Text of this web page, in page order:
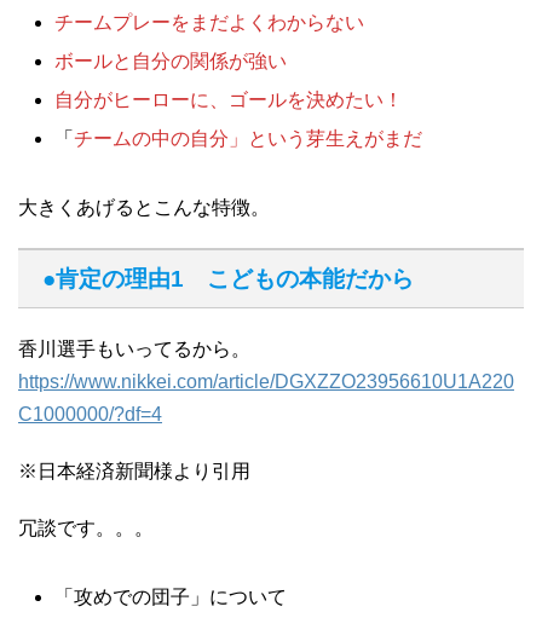
チームプレーをまだよくわからない
ボールと自分の関係が強い
自分がヒーローに、ゴールを決めたい！
「 チームの中の自分」という芽生えがまだ
大きくあげるとこんな特徴。
●肯定の理由1 こどもの本能だから
香川選手もいってるから。
https://www.nikkei.com/article/DGXZZO23956610U1A220
C1000000/?df=4
※日本経済新聞様より引用
冗談です。。。
「攻めでの団子」について